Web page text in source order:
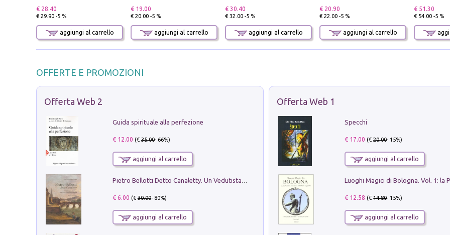
€ 28.40
€ 29.90 -5 %
aggiungi al carrello
€ 19.00
€ 20.00 -5 %
aggiungi al carrello
€ 30.40
€ 32.00 -5 %
aggiungi al carrello
€ 20.90
€ 22.00 -5 %
aggiungi al carrello
€ 51.30
€ 54.00 -5 %
OFFERTE E PROMOZIONI
Offerta Web 2
Guida spirituale alla perfezione
€ 12.00 (€35.00- 66%)
aggiungi al carrello
Pietro Bellotti Detto Canaletty. Un Vedutista Veneziano nella Francia dell'Ancien Régime
€ 6.00 (€30.00- 80%)
aggiungi al carrello
Offerta Web 1
Specchi
€ 17.00 (€20.00- 15%)
aggiungi al carrello
€ 12.58 (€14.80- 15%)
aggiungi al carrello